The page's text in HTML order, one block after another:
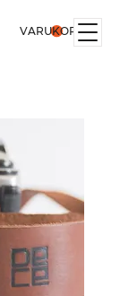
VARUKORG